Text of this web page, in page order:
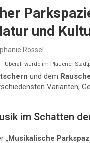
und
Rössel
Überall wurde im Plauener
und dem
Varianten,
im Schatten
„Musikalische